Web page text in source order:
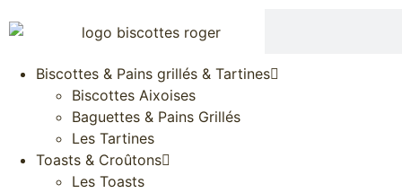
Biscottes & Pains grillés & Tartines
Biscottes Aixoises
Baguettes & Pains Grillés
Les Tartines
Toasts & Croûtons
Les Toasts